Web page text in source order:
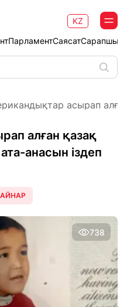
ПарламентСаясат
KZ
асырап
алған қазақ
анасын іздеп
738